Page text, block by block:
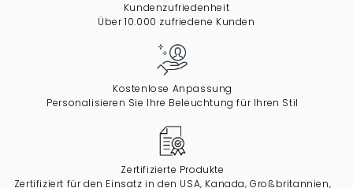
Kundenzufriedenheit
Über 10.000 zufriedene Kunden
Kostenlose Anpassung
Personalisieren Sie Ihre Beleuchtung für Ihren Stil
Zertifizierte Produkte
Zertifiziert für den Einsatz in den USA, Kanada, Großbritannien,